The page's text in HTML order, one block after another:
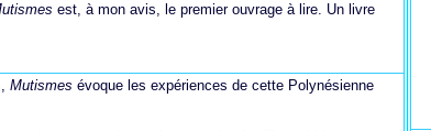
est, à mon avis, le premier ouvrage à lire. Un livre
Mutismes évoque les expériences de cette Polynésienne